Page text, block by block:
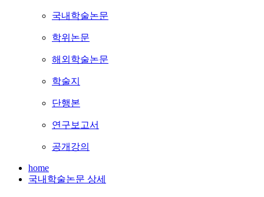
국내학술논문
학위논문
해외학술논문
학술지
단행본
연구보고서
공개강의
home
국내학술논문 상세